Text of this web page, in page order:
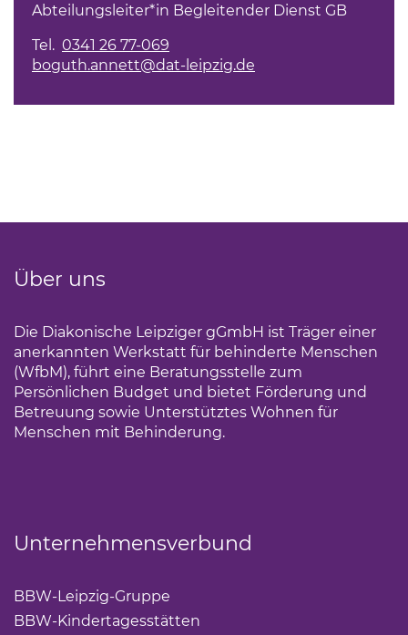
Abteilungsleiter*in Begleitender Dienst GB
Tel. 0341 26 77-069
boguth.annett@dat-leipzig.de
Über uns
Die Diakonische Leipziger gGmbH ist Träger einer
anerkannten Werkstatt für behinderte Menschen
(WfbM), führt eine Beratungsstelle zum
Persönlichen Budget und bietet Förderung und
Betreuung sowie Unterstütztes Wohnen für
Menschen mit Behinderung.
Unternehmensverbund
BBW-Leipzig-Gruppe
BBW-Kindertagesstätten